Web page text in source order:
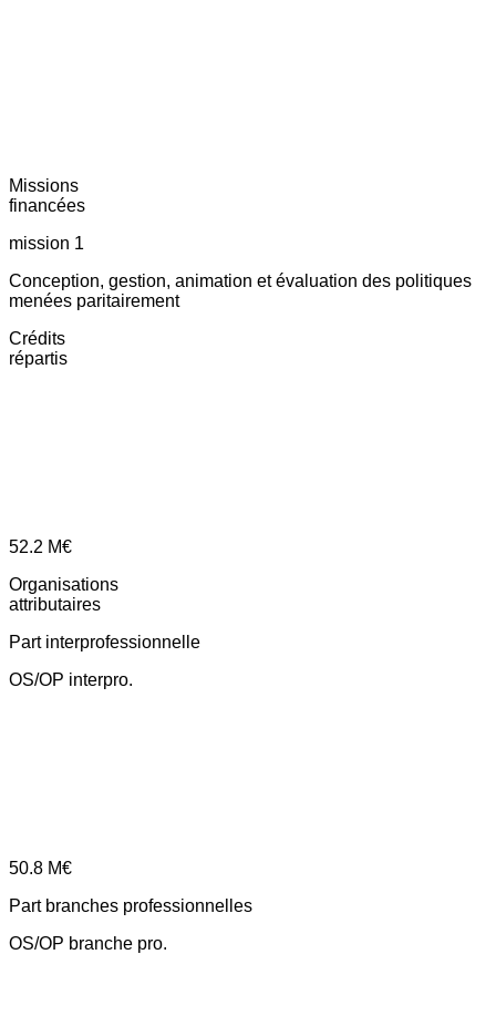
Missions
financées
mission 1
Conception, gestion, animation et évaluation des politiques
menées paritairement
Crédits
répartis
52.2 M€
Organisations
attributaires
Part interprofessionnelle
OS/OP interpro.
50.8 M€
Part branches professionnelles
OS/OP branche pro.